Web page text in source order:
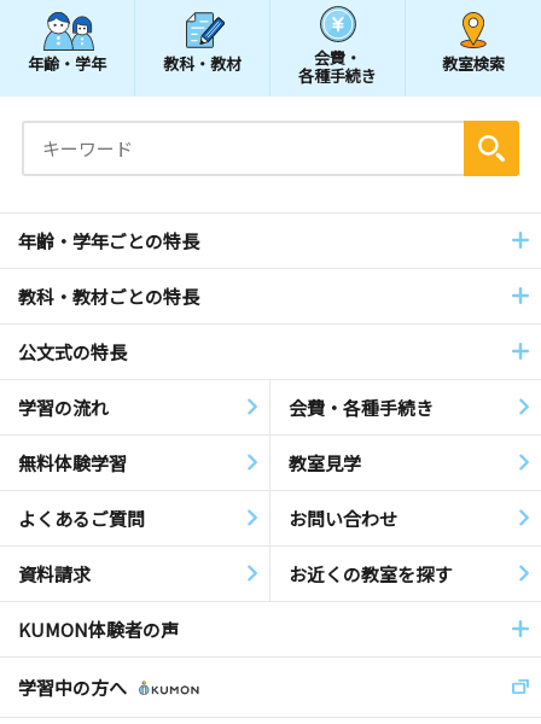
年齢・学年 教科・教材 会費・
各種手続き
教室検索
年齢・学年ごとの特長
教科・教材ごとの特長
公文式の特長
学習の流れ 会費・各種手続き
無料体験学習 教室見学
よくあるご質問 お問い合わせ
資料請求 お近くの教室を探す
KUMON体験者の声
学習中の方へ